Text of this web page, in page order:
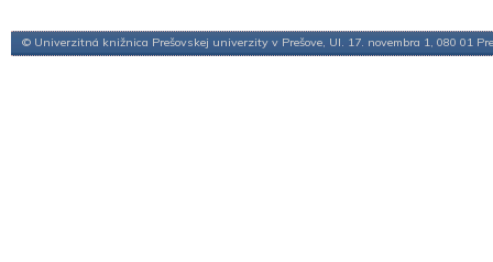
© Univerzitná knižnica Prešovskej univerzity v Prešove, Ul. 17. novembra 1, 080 01